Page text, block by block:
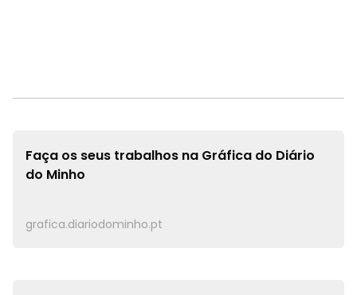
Faça os seus trabalhos na Gráfica do Diário
do Minho
grafica.diariodominho.pt